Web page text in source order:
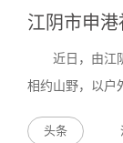
江阴市申
近日，由江
相约山野，以户
头条